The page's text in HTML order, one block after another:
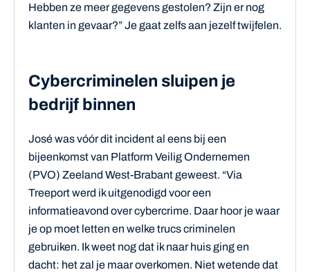
Hebben ze meer gegevens gestolen? Zijn er nog
klanten in gevaar?” Je gaat zelfs aan jezelf twijfelen.
Cybercriminelen sluipen je
bedrijf binnen
José was vóór dit incident al eens bij een
bijeenkomst van Platform Veilig Ondernemen
(PVO) Zeeland West-Brabant geweest. “Via
Treeport werd ik uitgenodigd voor een
informatieavond over cybercrime. Daar hoor je waar
je op moet letten en welke trucs criminelen
gebruiken. Ik weet nog dat ik naar huis ging en
dacht: het zal je maar overkomen. Niet wetende dat